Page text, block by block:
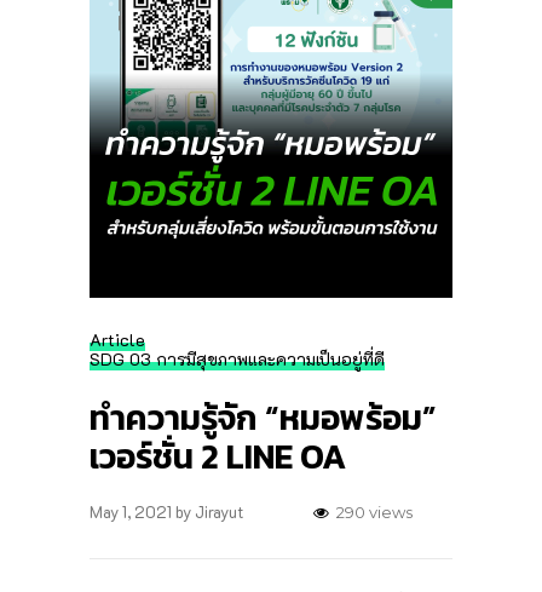
Article
SDG 03 การมีสุขภาพและความเป็นอยู่ที่ดี
ทำความรู้จัก “หมอพร้อม”
เวอร์ชั่น 2 LINE OA
May 1, 2021 by Jirayut 290 views